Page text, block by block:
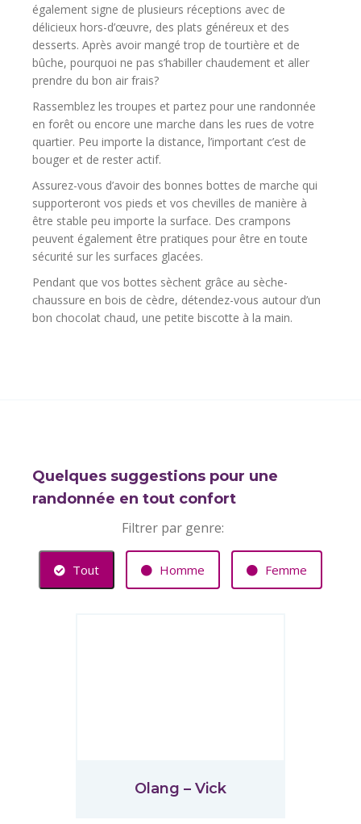
également signe de plusieurs réceptions avec de
délicieux hors-d’œuvre, des plats généreux et des
desserts. Après avoir mangé trop de tourtière et de
bûche, pourquoi ne pas s’habiller chaudement et aller
prendre du bon air frais?
Rassemblez les troupes et partez pour une randonnée
en forêt ou encore une marche dans les rues de votre
quartier. Peu importe la distance, l’important c’est de
bouger et de rester actif.
Assurez-vous d’avoir des bonnes bottes de marche qui
supporteront vos pieds et vos chevilles de manière à
être stable peu importe la surface. Des crampons
peuvent également être pratiques pour être en toute
sécurité sur les surfaces glacées.
Pendant que vos bottes sèchent grâce au sèche-
chaussure en bois de cèdre, détendez-vous autour d’un
bon chocolat chaud, une petite biscotte à la main.
Quelques suggestions pour une
randonnée en tout confort
Filtrer par genre:
Tout Homme Femme
Olang – Vick